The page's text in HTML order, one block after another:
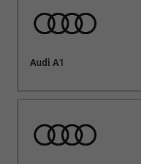
Audi A1